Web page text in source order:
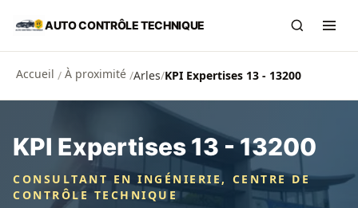
Aller au contenu principal
AUTO CONTRÔLE TECHNIQUE
Accueil / À proximité /Arles/KPI Expertises 13 - 13200
KPI Expertises 13 - 13200
CONSULTANT EN INGÉNIERIE, CENTRE DE
CONTRÔLE TECHNIQUE